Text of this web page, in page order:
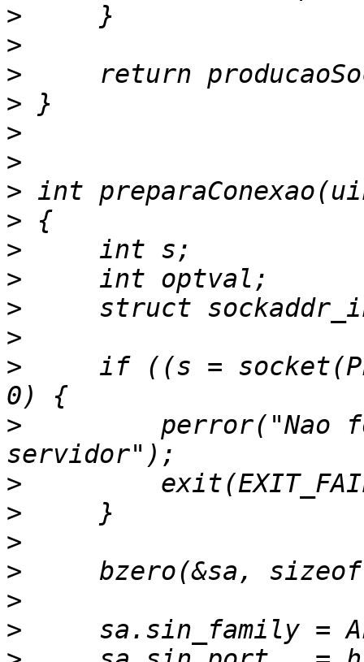
>
>
>
>
>
>
>
>
>
>
>
>
>
if ((s =
>
perror("Nao
>
>
>
>
>
>